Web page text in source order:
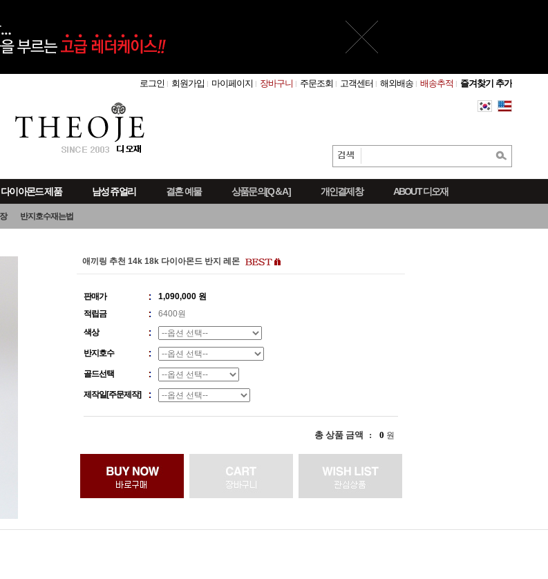
로그인 회원가입 마이페이지 장바구니 주문조회 고객센터 해외배송 배송추적 즐겨찾기 추가
다이아몬드 제품 남성 쥬얼리 결혼 예물 상품문의[Q＆A] 개인결제창 ABOUT 디오재
반지호수재는법
애끼링 추천 14k 18k 다이아몬드 반지 레몬
판매가
1,090,000 원
적립금
6400원
색상
반지호수
골드선택
제작일[주문제작]
총 상품 금액 0 원